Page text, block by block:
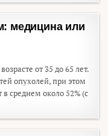
медицина или
от 35 до 65 лет.
опухолей, при этом
среднем около 52% (с